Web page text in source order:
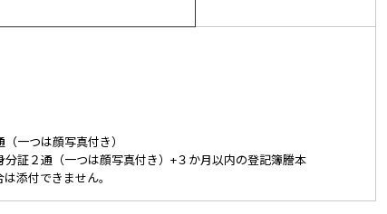
一つは顔写真付き）
分証２通（一つは顔写真付き）+３か月以内の登記簿謄本
添付できません。